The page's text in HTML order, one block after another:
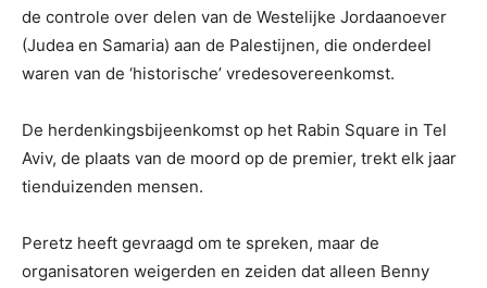
de controle over delen van de Westelijke Jordaanoever
(Judea en Samaria) aan de Palestijnen, die onderdeel
waren van de ‘historische’ vredesovereenkomst.
De herdenkingsbijeenkomst op het Rabin Square in Tel
Aviv, de plaats van de moord op de premier, trekt elk jaar
tienduizenden mensen.
Peretz heeft gevraagd om te spreken, maar de
organisatoren weigerden en zeiden dat alleen Benny